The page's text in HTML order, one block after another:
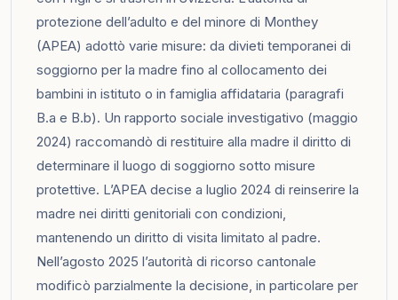
protezione dell’adulto e del minore di Monthey
(APEA) adottò varie misure: da divieti temporanei di
soggiorno per la madre fino al collocamento dei
bambini in istituto o in famiglia affidataria (paragrafi
B.a e B.b). Un rapporto sociale investigativo (maggio
2024) raccomandò di restituire alla madre il diritto di
determinare il luogo di soggiorno sotto misure
protettive. L’APEA decise a luglio 2024 di reinserire la
madre nei diritti genitoriali con condizioni,
mantenendo un diritto di visita limitato al padre.
Nell’agosto 2025 l’autorità di ricorso cantonale
modificò parzialmente la decisione, in particolare per